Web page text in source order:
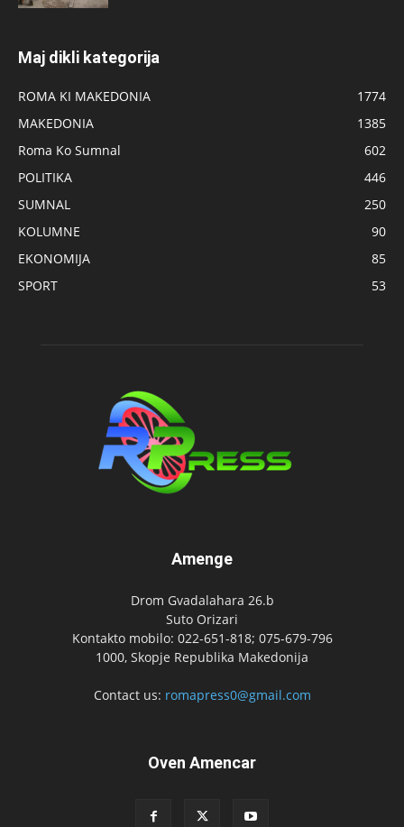
Maj dikli kategorija
ROMA KI MAKEDONIA
1774
MAKEDONIA
1385
Roma Ko Sumnal
602
POLITIKA
446
SUMNAL
250
KOLUMNE
90
EKONOMIJA
85
SPORT
53
Amenge
Drom Gvadalahara 26.b
Suto Orizari
Kontakto mobilo: 022-651-818; 075-679-796
1000, Skopje Republika Makedonija
Contact us: romapress0@gmail.com
Oven Amencar